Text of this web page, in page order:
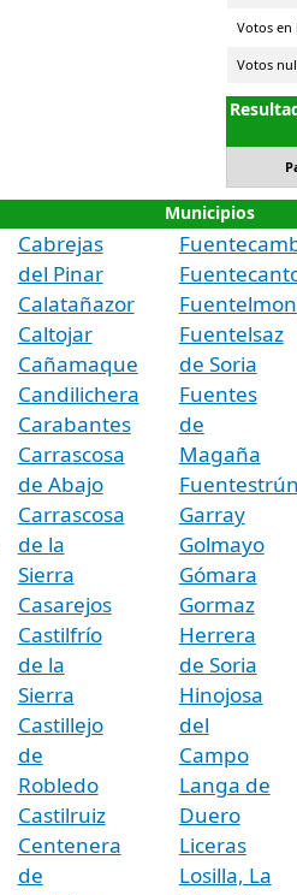
Votos en
Votos
Municipios
Cabrejas
del Pinar
Calatañazor
Caltojar
Cañamaque
Candilichera
Carabantes
Carrascosa
de Abajo
Carrascosa
de la
Sierra
Casarejos
Castilfrío
de la
Sierra
Castillejo
de
Robledo
Castilruiz
Centenera
de
Fuentelsaz
de Soria
Fuentes
de
Magaña
Fuentestrún
Garray
Golmayo
Gómara
Gormaz
Herrera
de Soria
Hinojosa
del
Campo
Langa de
Duero
Liceras
Losilla, La